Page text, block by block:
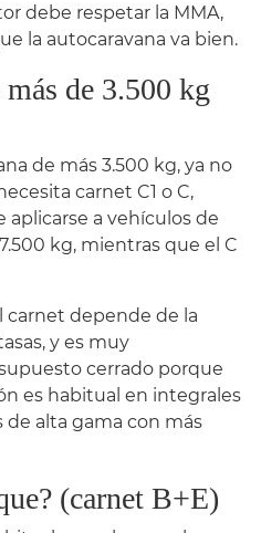
debe respetar la MMA,
la autocaravana va bien.
de 3.500 kg
de más 3.500 kg, ya no
carnet C1 o C,
aplicarse a vehículos de
kg, mientras que el C
carnet depende de la
y es muy
cerrado porque
es habitual en integrales
de alta gama con más
(carnet B+E)